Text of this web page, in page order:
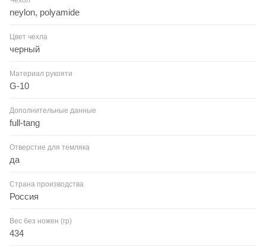
neylon, polyamide
Цвет чехла
черный
Материал рукояти
G-10
Дополнительные данные
full-tang
Отверстие для темляка
да
Страна производства
Россия
Вес без ножен (гр)
434